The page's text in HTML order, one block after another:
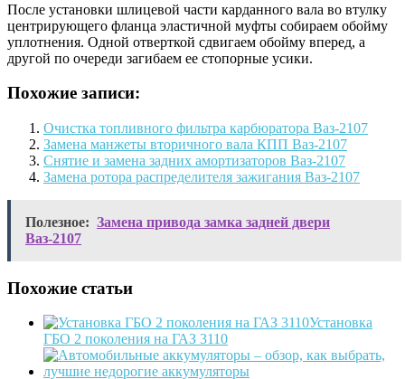
После установки шлицевой части карданного вала во втулку
центрирующего фланца эластичной муфты собираем обойму
уплотнения. Одной отверткой сдвигаем обойму вперед, а
другой по очереди загибаем ее стопорные усики.
Похожие записи:
Очистка топливного фильтра карбюратора Ваз-2107
Замена манжеты вторичного вала КПП Ваз-2107
Снятие и замена задних амортизаторов Ваз-2107
Замена ротора распределителя зажигания Ваз-2107
Полезное: Замена привода замка задней двери
Ваз-2107
Похожие статьи
Установка
ГБО 2 поколения на ГАЗ 3110